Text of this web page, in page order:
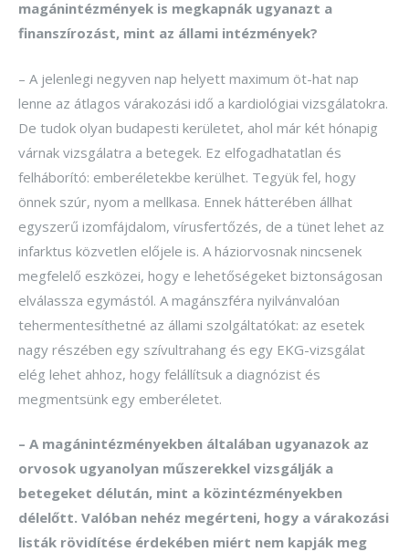
magánintézmények is megkapnák ugyanazt a
finanszírozást, mint az állami intézmények?
– A jelenlegi negyven nap helyett maximum öt-hat nap
lenne az átlagos várakozási idő a kardiológiai vizsgálatokra.
De tudok olyan budapesti kerületet, ahol már két hónapig
várnak vizsgálatra a betegek. Ez elfogadhatatlan és
felháborító: emberéletekbe kerülhet. Tegyük fel, hogy
önnek szúr, nyom a mellkasa. Ennek hátterében állhat
egyszerű izomfájdalom, vírusfertőzés, de a tünet lehet az
infarktus közvetlen előjele is. A háziorvosnak nincsenek
megfelelő eszközei, hogy e lehetőségeket biztonságosan
elválassza egymástól. A magánszféra nyilvánvalóan
tehermentesíthetné az állami szolgáltatókat: az esetek
nagy részében egy szívultrahang és egy EKG-vizsgálat
elég lehet ahhoz, hogy felállítsuk a diagnózist és
megmentsünk egy emberéletet.
– A magánintézményekben általában ugyanazok az
orvosok ugyanolyan mű­­szerekkel vizsgálják a
betegeket délután, mint a közintézményekben
délelőtt. Valóban nehéz megérteni, hogy a várakozási
listák rövidítése érdekében miért nem kapják meg